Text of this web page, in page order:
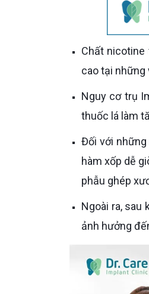
Chất nicotine trong thuốc lá làm kéo dài quá trình liền sẹo, vết thương lâu lành, nguy cơ nhiễm trùng
cao tại những
Nguy cơ trụ Implant bị đào thải ở người hút thuốc lá cũng cao hơn người bình thường gấp 2.8 lần do
thuốc lá làm
Đối với những người hút thuốc thường xuyên lâu năm, mật độ tế bào xương hàm sẽ giảm làm xương
hàm xốp dễ
phẫu ghép
Ngoài ra, sau khi phẫu thuật cắm trụ răng Implant, các hành động như hút, rít, thở mạnh có thể sẽ làm
ảnh hưởng